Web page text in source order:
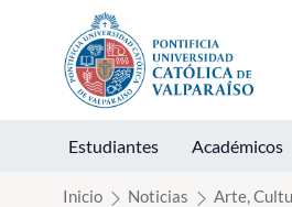
Click acá para ir directamente al
Estudiantes Académicos
Inicio Noticias Arte,